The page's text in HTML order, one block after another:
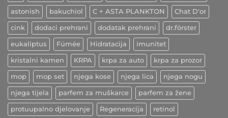
astonish bakuchiol C + ASTA PLANKTON Chat D'or
cink dodaci prehrani dodatak prehrani dr.förster
eukaliptus Fúmée Hidratacija imunitet
kristalni kamen KRPA krpa za auto krpa za prozor
mop mop set njega kose njega lica njega nogu
njega tijela parfem za muškarce parfem za žene
protuupalno djelovanje Regeneracija retinol